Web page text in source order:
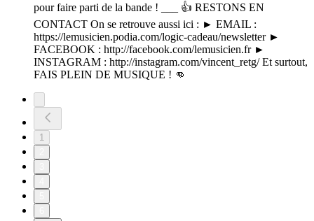
pour faire parti de la bande ! ___ 👍 RESTONS EN
CONTACT On se retrouve aussi ici : ► EMAIL :
https://lemusicien.podia.com/logic-cadeau/newsletter ►
FACEBOOK : http://facebook.com/lemusicien.fr ►
INSTAGRAM : http://instagram.com/vincent_retg/ Et surtout,
FAIS PLEIN DE MUSIQUE ! 👊
1